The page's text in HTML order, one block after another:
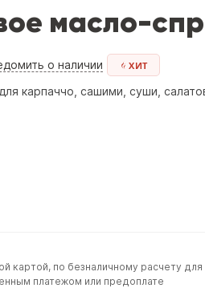
масло-
о наличии ХИТ
карпаччо, сашими, суши,
картой, по безналичному расчету
платежом или предоплате